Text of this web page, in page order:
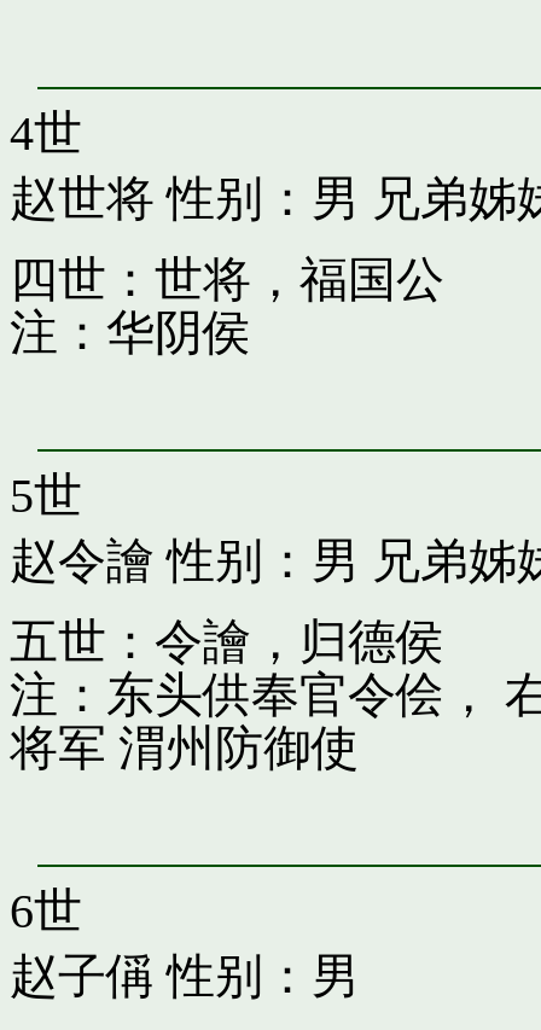
4世
赵世将 性别：男 兄弟姊
四世：世将，福国公
注：华阴侯
5世
赵令譮 性别：男 兄弟姊
五世：令譮，归德侯
注：东头供奉官令侩，
将军 渭州防御使
6世
赵子偁 性别：男